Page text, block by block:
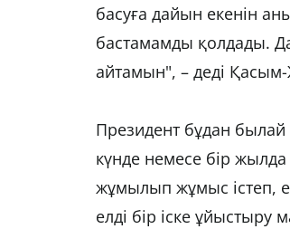
басуға дайын екенін
бастамамды қолдады.
айтамын", – деді
Президент бұдан
күнде немесе бір жылда
жұмылып жұмыс істеп,
елді бір іске